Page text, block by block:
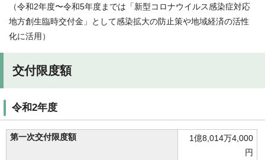
（令和2年度〜令和5年度までは「新型コロナウイルス感染症対応
地方創生臨時交付金」として感染拡大の防止策や地域経済の活性
化に活用）
交付限度額
令和2年度
第一次交付限度額
1億8,014万4,000
円